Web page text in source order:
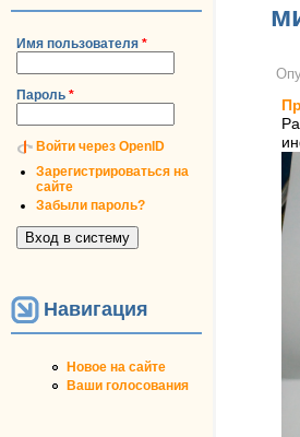
Имя пользователя *
Пароль *
Войти через OpenID
Зарегистрироваться на
сайте
Забыли пароль?
Навигация
Новое на сайте
Ваши голосования